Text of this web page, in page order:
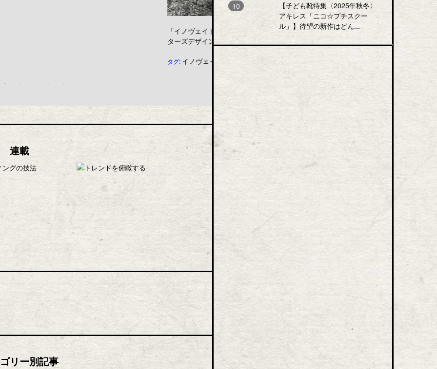
「イノヴェイト」が横浜DeNAベイス
ターズデザインのアウトド...
デサントジャパン
【ムーンスター「SLOW
FACTORY」】2026年春夏は...
スロウファクトリー
ムーンスタ
ー
連載
リー別記事
【子ども靴特集〈2025年秋冬〉
アキレス「ニコ☆プチスクー
ル」】待望の新作はどん...